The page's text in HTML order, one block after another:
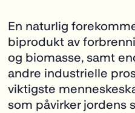
En naturlig
biprodukt av
og biomasse, samt
andre industrielle
viktigste
som påvirker jordens